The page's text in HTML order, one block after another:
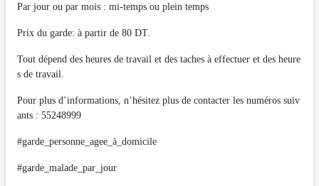
Par jour ou par mois : mi-temps ou plein temps
Prix du garde: à partir de 80 DT.
Tout dépend des heures de travail et des taches à effectuer et des heure
s de travail.
Pour plus d’informations, n’hésitez plus de contacter les numéros suiv
ants : 55248999
#garde_personne_agee_à_domicile
#garde_malade_par_jour